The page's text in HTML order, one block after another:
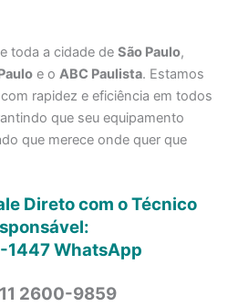
toda a cidade deSão Paulo,
e o ABC Paulista. Estamos
rapidez e eficiência em todos
que seu equipamento
que merece onde quer que
Direto com o Técnico
1447WhatsApp
2600-9859